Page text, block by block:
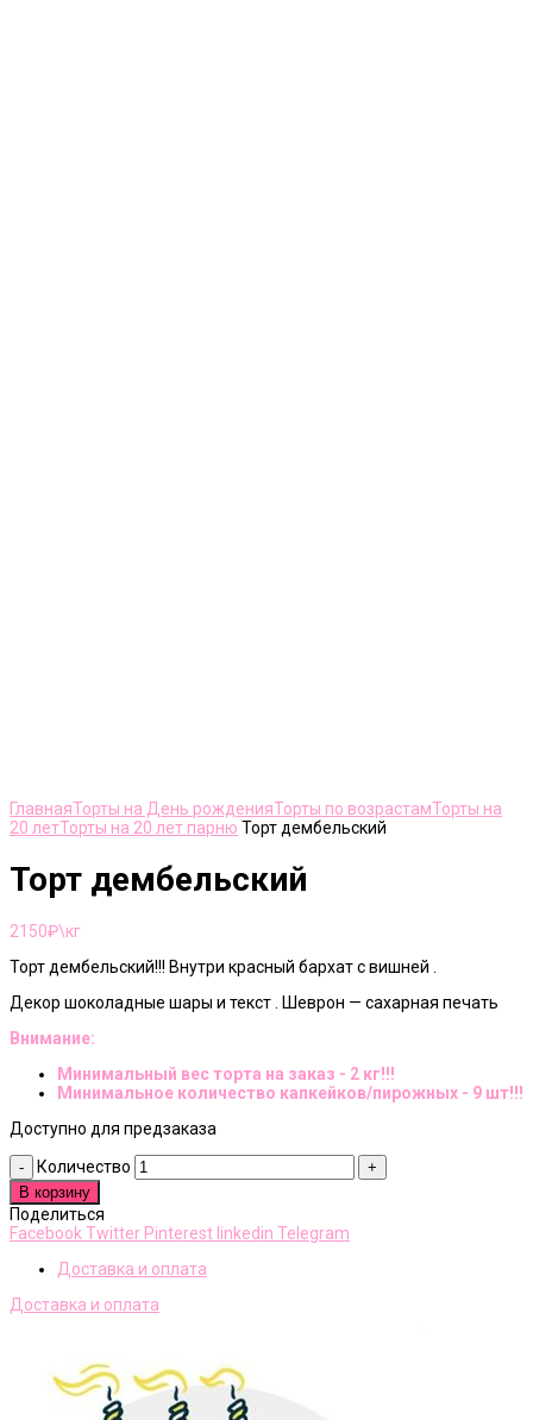
ГлавнаяТорты на День рожденияТорты по возрастамТорты на
20 летТорты на 20 лет парню Торт дембельский
Торт дембельский
2150₽\кг
Торт дембельский!!! Внутри красный бархат с вишней .
Декор шоколадные шары и текст . Шеврон — сахарная печать
Внимание:
Минимальный вес торта на заказ - 2 кг!!!
Минимальное количество капкейков/пирожных - 9 шт!!!
Доступно для предзаказа
Количество
В корзину
Поделиться
Facebook Twitter Pinterest linkedin Telegram
Доставка и оплата
Доставка и оплата